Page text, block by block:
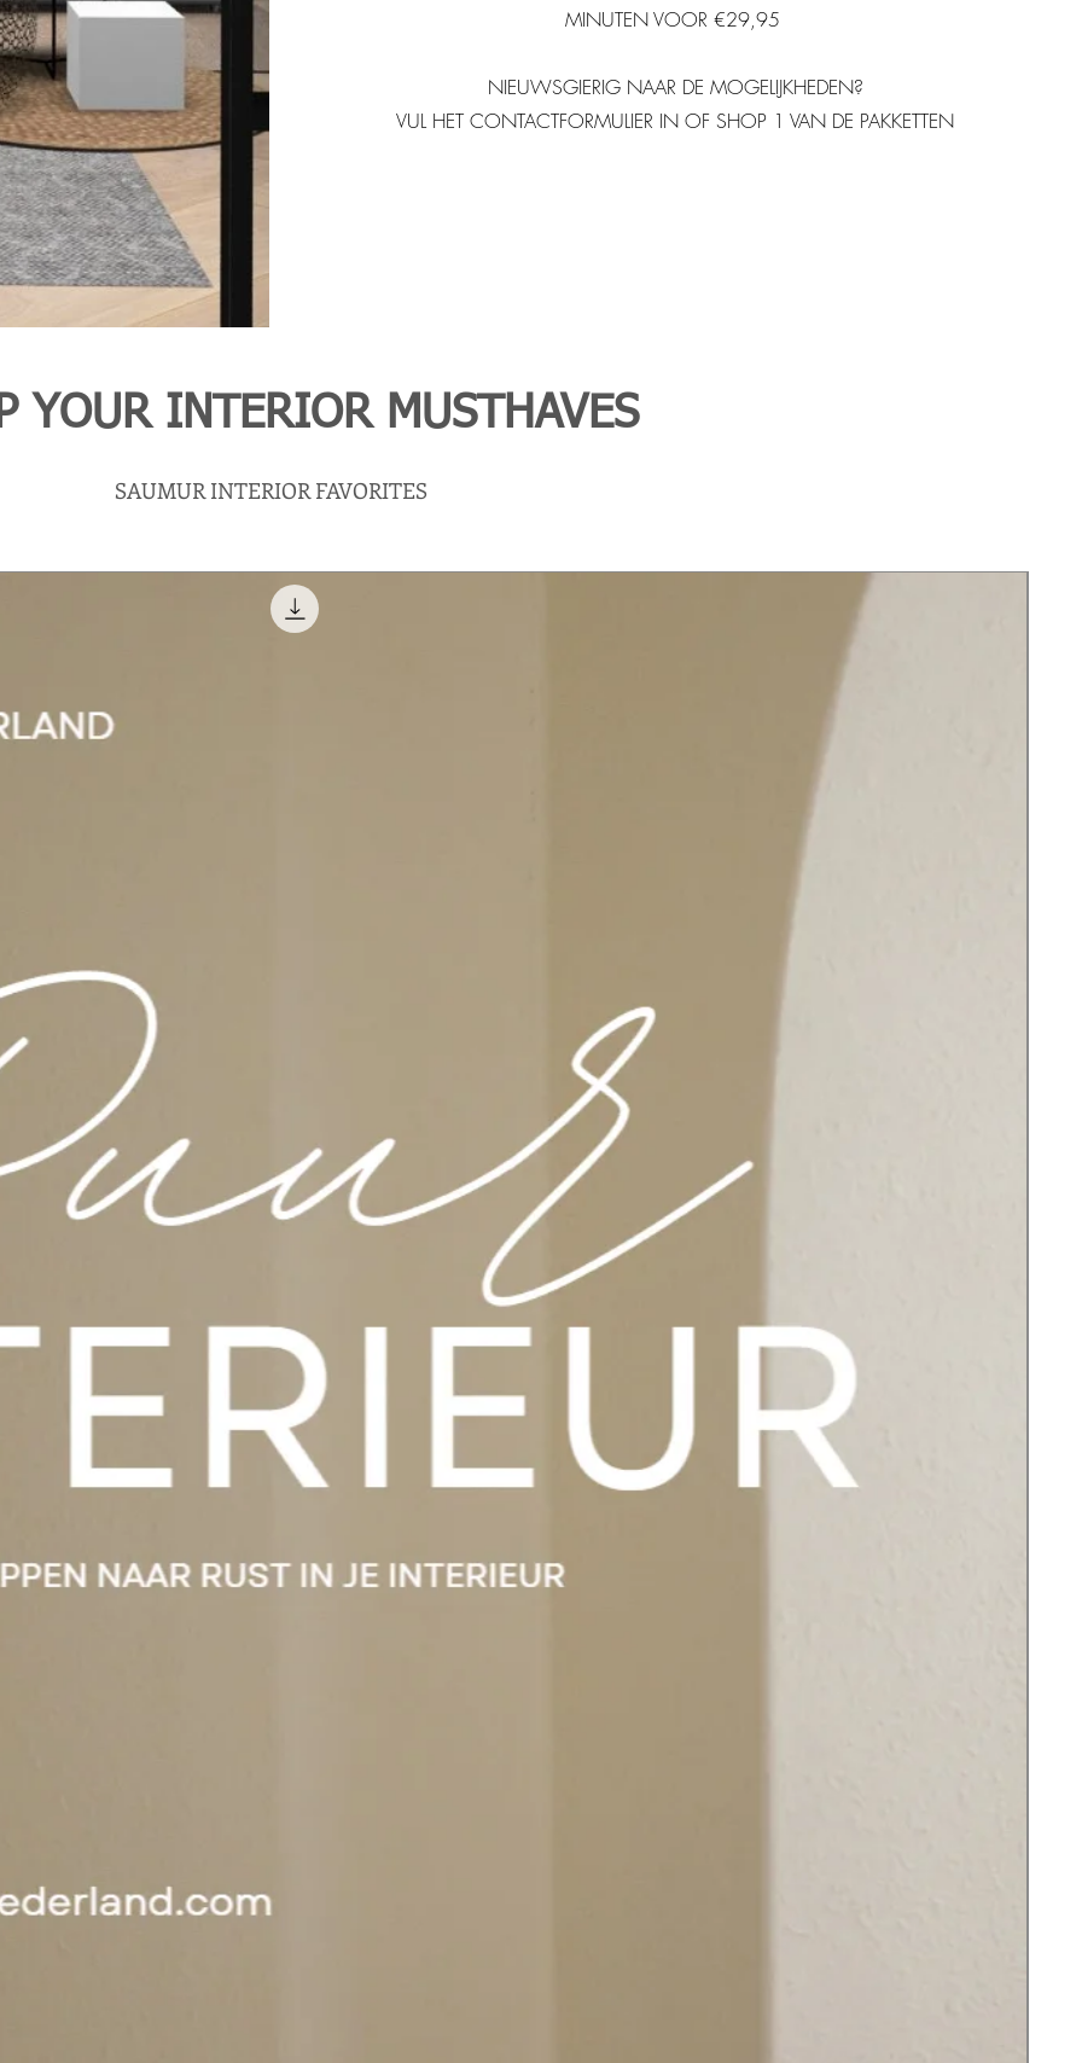
MINUTEN VOOR €29,95
NIEUWSGIERIG NAAR DE MOGELIJKHEDEN?
VUL HET CONTACTFORMULIER IN OF SHOP 1 VAN DE PAKKETTEN
YOUR INTERIOR MUSTHAVES
SAUMUR INTERIOR FAVORITES